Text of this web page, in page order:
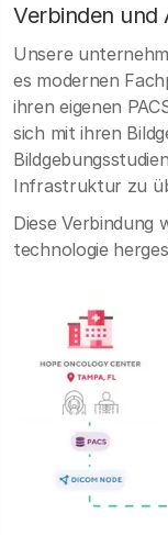
Verbinden und
Unsere
es modernen
ihren eigenen
sich mit ihren
Infrastruktur zu
Diese Verbindung
technologie